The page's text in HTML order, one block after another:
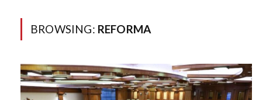
BROWSING: REFORMA